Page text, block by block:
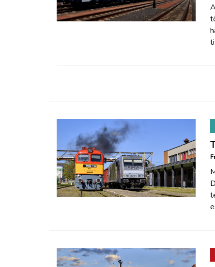
WEBSHOP
BELÉPÉS
REGISZTRÁCIÓ